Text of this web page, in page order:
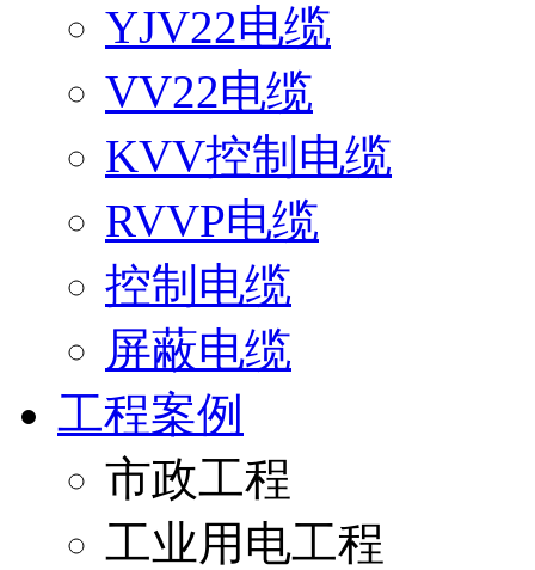
YJV22电缆
VV22电缆
KVV控制电缆
RVVP电缆
控制电缆
屏蔽电缆
工程案例
市政工程
工业用电工程